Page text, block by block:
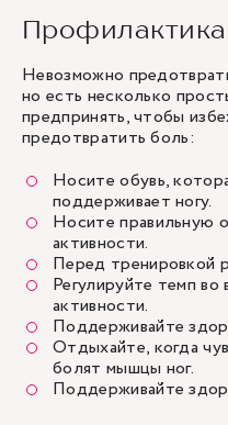
Невозможно
но есть несколько
предпринять, чтобы
предотвратить боль:
Носите обувь,
поддерживает ногу.
Носите правильную
активности.
Перед тренировкой
Регулируйте темп во
активности.
Поддерживайте
Отдыхайте, когда
болят мышцы ног.
Поддерживайте